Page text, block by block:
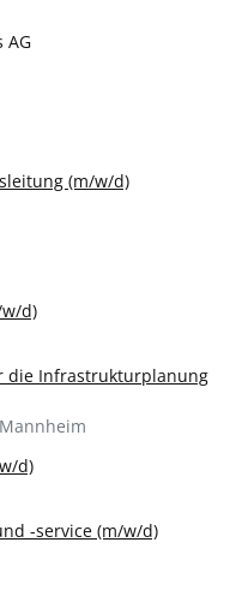
AG
(m/w/d)
d)
die Infrastrukturplanung
d)
-service (m/w/d)